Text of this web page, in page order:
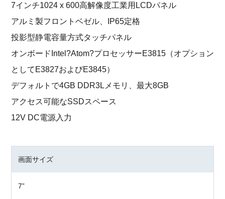
7インチ1024 x 600高解像度工業用LCDパネル
アルミ製フロントベゼル、IP65定格
投影型静電容量方式タッチパネル
オンボードIntel?Atom?プロセッサーE3815（オプション
としてE3827およびE3845）
デフォルトで4GB DDR3Lメモリ、最大8GB
アクセス可能なSSDスペース
12V DC電源入力
画面サイズ
7”